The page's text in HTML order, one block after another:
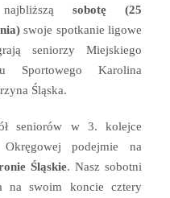
sobotę (25
swoje spotkanie ligowe
seniorzy Miejskiego
Sportowego Karolina
Śląska.
seniorów w 3. kolejce
podejmie na
Śląskie. Nasz sobotni
na swoim koncie cztery